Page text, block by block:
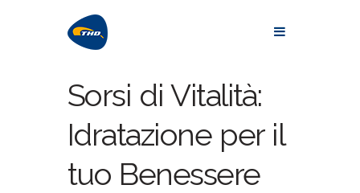
Sorsi di Vitalità:
Idratazione per il
tuo Benessere